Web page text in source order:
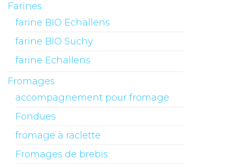
Farines
farine BIO Echallens
farine BIO Suchy
farine Echallens
Fromages
accompagnement pour fromage
Fondues
fromage à raclette
Fromages de brebis